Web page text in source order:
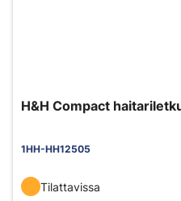
H&H Compact
1HH-HH12505
Tilattavissa